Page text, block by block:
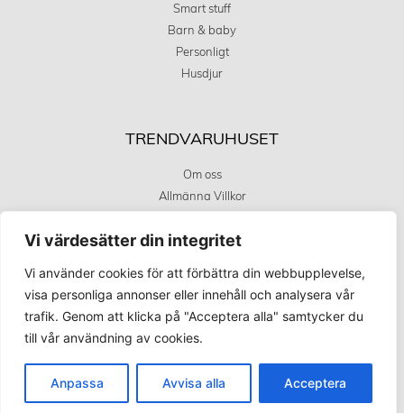
Vi värdesätter din integritet
Vi använder cookies för att förbättra din webbupplevelse,
visa personliga annonser eller innehåll och analysera vår
trafik. Genom att klicka på "Acceptera alla" samtycker du
till vår användning av cookies.
Anpassa Avvisa alla Acceptera
Smart stuff
Barn & baby
Personligt
Husdjur
TRENDVARUHUSET
Om oss
Allmänna Villkor
Kundservice
KÖPINFORMATION
Frakt och leverans
Retur